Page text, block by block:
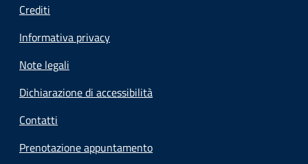
Crediti
Informativa privacy
Note legali
Dichiarazione di accessibilità
Contatti
Prenotazione appuntamento